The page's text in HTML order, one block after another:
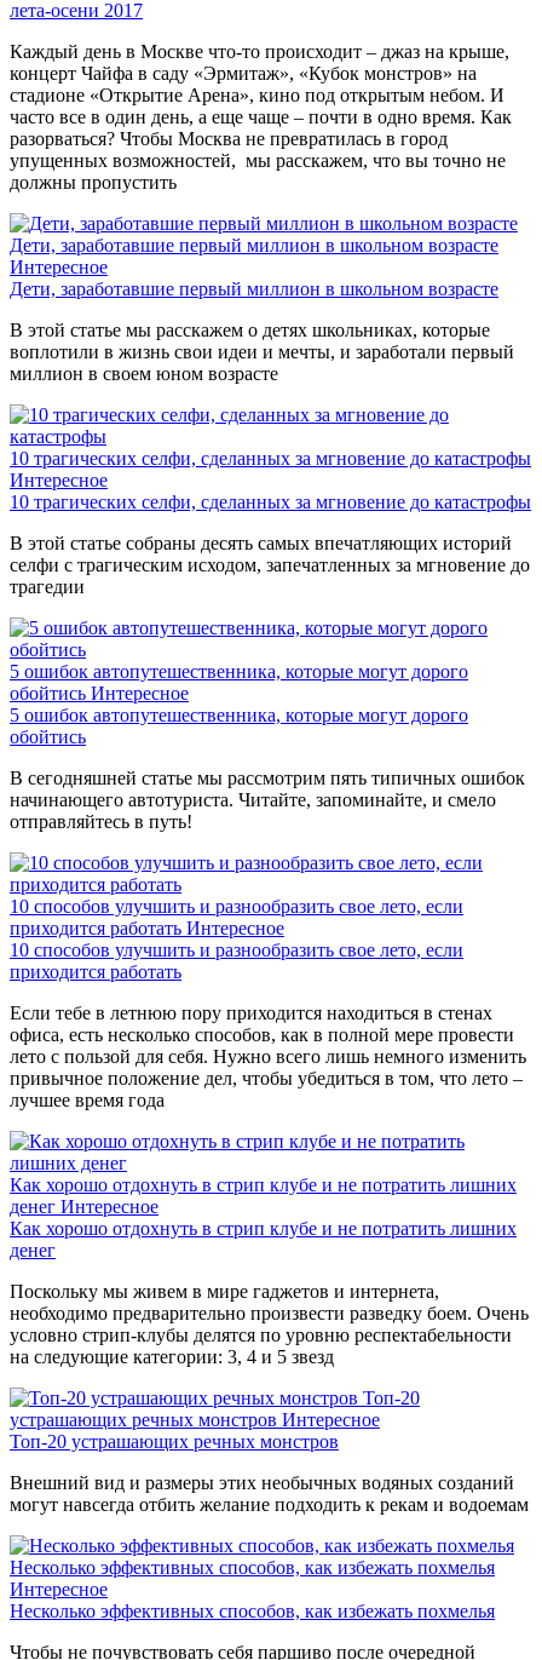
лета-осени 2017
Каждый день в Москве что-то происходит – джаз на крыше,
концерт Чайфа в саду «Эрмитаж», «Кубок монстров» на
стадионе «Открытие Арена», кино под открытым небом. И
часто все в один день, а еще чаще – почти в одно время. Как
разорваться? Чтобы Москва не превратилась в город
упущенных возможностей, мы расскажем, что вы точно не
должны пропустить
Дети, заработавшие первый миллион в школьном возрасте
Интересное
Дети, заработавшие первый миллион в школьном возрасте
В этой статье мы расскажем о детях школьниках, которые
воплотили в жизнь свои идеи и мечты, и заработали первый
миллион в своем юном возрасте
10 трагических селфи, сделанных за мгновение до катастрофы
Интересное
10 трагических селфи, сделанных за мгновение до катастрофы
В этой статье собраны десять самых впечатляющих историй
селфи с трагическим исходом, запечатленных за мгновение до
трагедии
5 ошибок автопутешественника, которые могут дорого
обойтись Интересное
5 ошибок автопутешественника, которые могут дорого
обойтись
В сегодняшней статье мы рассмотрим пять типичных ошибок
начинающего автотуриста. Читайте, запоминайте, и смело
отправляйтесь в путь!
10 способов улучшить и разнообразить свое лето, если
приходится работать Интересное
10 способов улучшить и разнообразить свое лето, если
приходится работать
Если тебе в летнюю пору приходится находиться в стенах
офиса, есть несколько способов, как в полной мере провести
лето с пользой для себя. Нужно всего лишь немного изменить
привычное положение дел, чтобы убедиться в том, что лето –
лучшее время года
Как хорошо отдохнуть в стрип клубе и не потратить лишних
денег Интересное
Как хорошо отдохнуть в стрип клубе и не потратить лишних
денег
Поскольку мы живем в мире гаджетов и интернета,
необходимо предварительно произвести разведку боем. Очень
условно стрип-клубы делятся по уровню респектабельности
на следующие категории: 3, 4 и 5 звезд
Топ-20
устрашающих речных монстров Интересное
Топ-20 устрашающих речных монстров
Внешний вид и размеры этих необычных водяных созданий
могут навсегда отбить желание подходить к рекам и водоемам
Несколько эффективных способов, как избежать похмелья
Интересное
Несколько эффективных способов, как избежать похмелья
Чтобы не почувствовать себя паршиво после очередной